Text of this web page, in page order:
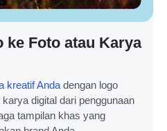
ke Foto atau Karya
kreatif Anda dengan logo
digital dari penggunaan
tampilan khas yang